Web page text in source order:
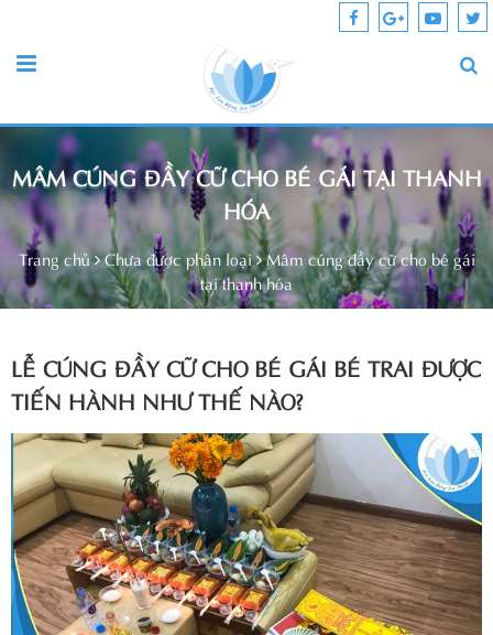
MÂM CÚNG ĐẦY CỮ CHO BÉ GÁI TẠI THANH
HÓA
Trang chủ Chưa được phân loại Mâm cúng đầy cữ cho bé gái
tại thanh hóa
LỄ CÚNG ĐẦY CỮ CHO BÉ GÁI BÉ TRAI ĐƯỢC
TIẾN HÀNH NHƯ THẾ NÀO?